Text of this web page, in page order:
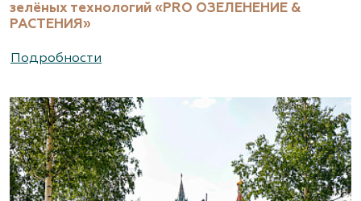
зелёных технологий «PRO ОЗЕЛЕНЕНИЕ &
РАСТЕНИЯ»
Подробности